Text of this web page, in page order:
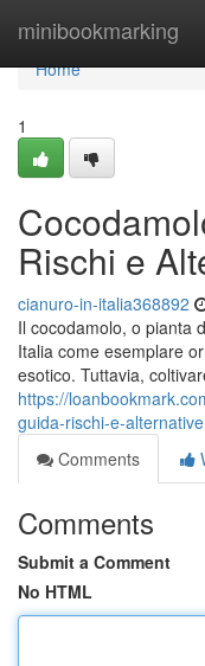
minibookmarking
Home
Home
1
Rischi e
cianuro-in-italia368892
Il cocodamolo, o pianta
Italia come esemplare
esotico. Tuttavia,
https://
guida-rischi-e-alternative
Comments
Comments
Submit a Comment
No HTML